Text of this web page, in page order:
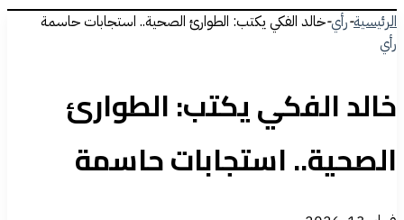
الرئيسية-رأي-خالد الفكي يكتب: الطوارئ الصحية.. استجابات حاسمة
رأي
خالد الفكي يكتب: الطوارئ
الصحية.. استجابات حاسمة